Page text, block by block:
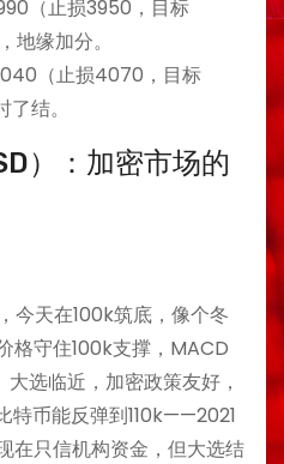
（止损3950，目标
缘加分。
（止损4070，目标
结。
）：加密市场的
今天在100k筑底，像个冬
格守住100k支撑，MACD
选临近，加密政策友好，
特币能反弹到110k——2021
在只信机构资金，但大选结